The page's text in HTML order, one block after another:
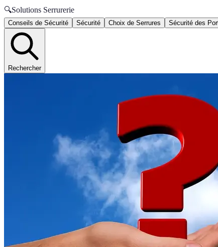
🔍Solutions Serrurerie
Conseils de Sécurité Sécurité Choix de Serrures Sécurité des
Rechercher